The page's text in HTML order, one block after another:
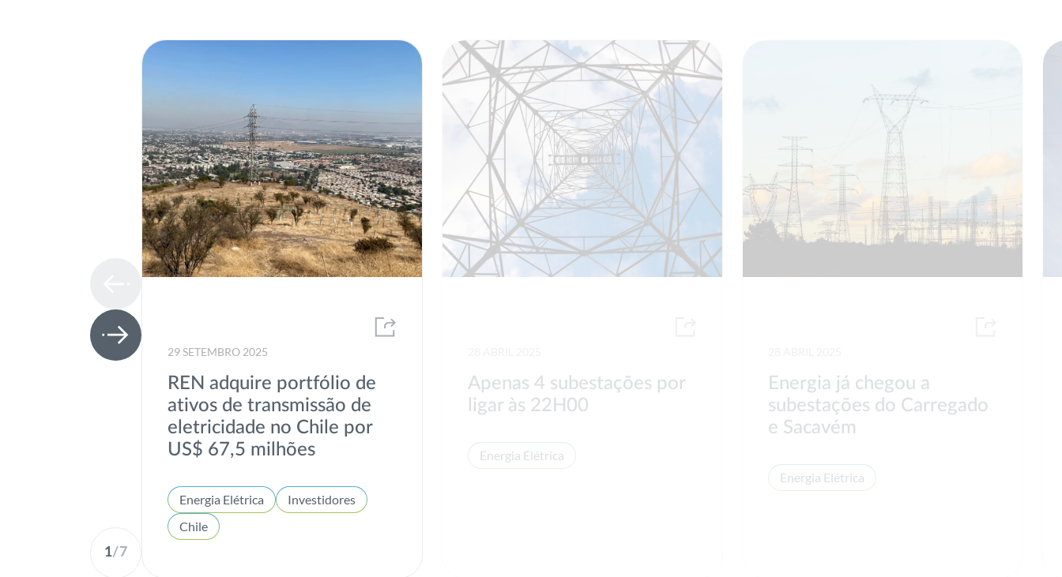
1/7
29 SETEMBRO 2025
REN adquire portfólio de
ativos de transmissão de
eletricidade no Chile por
US$ 67,5 milhões
Energia Elétrica
Investidores
Chile
Apenas 4 subestações por
ligar às 22H00
Energia Elétrica
Energia já chegou a
subestações do Carregado
e Sacavém
Energia Elétrica